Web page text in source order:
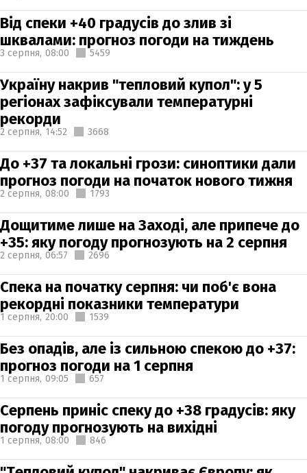
Від спеки +40 градусів до злив зі
шквалами: прогноз погоди на тиждень
3 серпня, 08:00 5459
Україну накрив "тепловий купол": у 5
регіонах зафіксували температурні
рекорди
2 серпня, 14:52 3668
До +37 та локальні грози: синоптики дали
прогноз погоди на початок нового тижня
2 серпня, 08:00 1793
Дощитиме лише на Заході, але припече до
+35: яку погоду прогнозують на 2 серпня
2 серпня, 06:57 2696
Спека на початку серпня: чи поб'є вона
рекордні показники температури
1 серпня, 20:00 1539
Без опадів, але із сильною спекою до +37:
прогноз погоди на 1 серпня
1 серпня, 09:05 657
Серпень приніс спеку до +38 градусів: яку
погоду прогнозують на вихідні
1 серпня, 08:00 846